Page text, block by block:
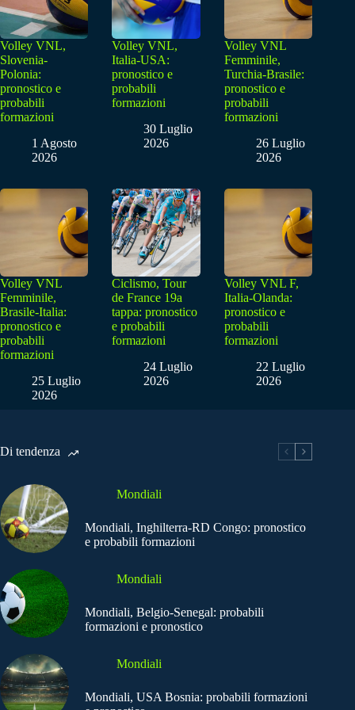
Volley VNL,
Slovenia-
Polonia:
pronostico e
probabili
formazioni
1 Agosto
2026
Volley VNL,
Italia-USA:
pronostico e
probabili
formazioni
30 Luglio
2026
Volley VNL
Femminile,
Turchia-Brasile:
pronostico e
probabili
formazioni
26 Luglio
2026
Volley VNL
Femminile,
Brasile-Italia:
pronostico e
probabili
formazioni
25 Luglio
2026
Ciclismo, Tour
de France 19a
tappa: pronostico
e probabili
formazioni
24 Luglio
2026
Volley VNL F,
Italia-Olanda:
pronostico e
probabili
formazioni
22 Luglio
2026
Di tendenza
Mondiali
Mondiali, Inghilterra-RD Congo: pronostico
e probabili formazioni
Mondiali
Mondiali, Belgio-Senegal: probabili
formazioni e pronostico
Mondiali
Mondiali, USA Bosnia: probabili formazioni